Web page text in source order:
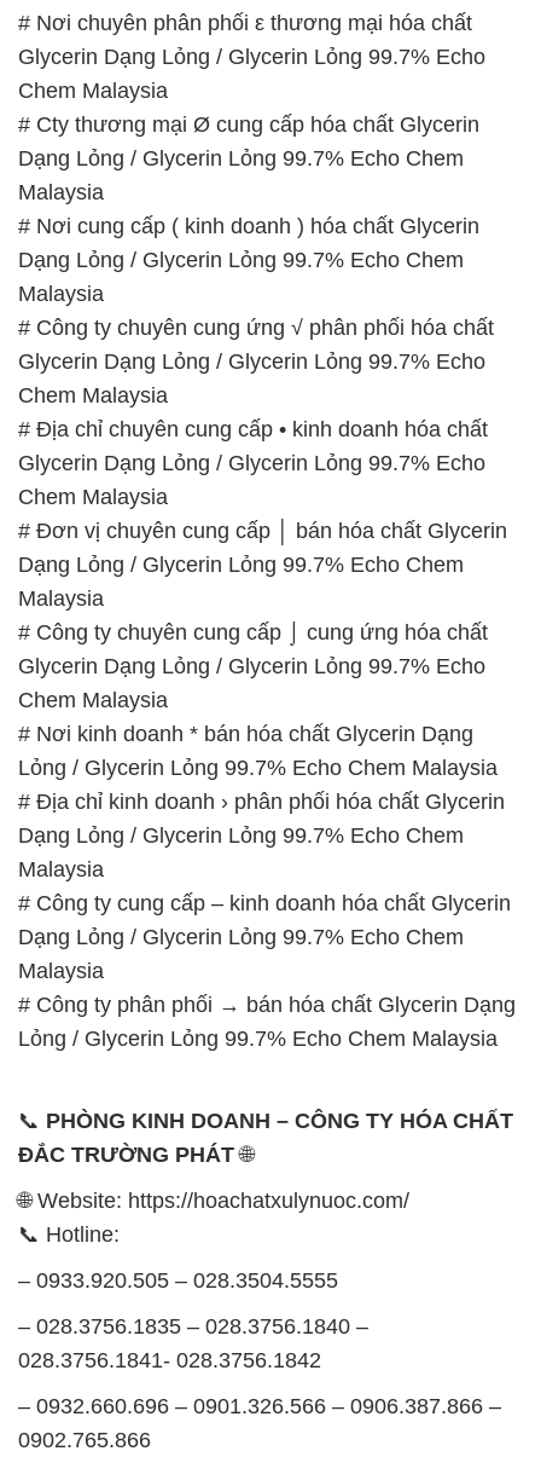
# Nơi chuyên phân phối ε thương mại hóa chất
Glycerin Dạng Lỏng / Glycerin Lỏng 99.7% Echo
Chem Malaysia
# Cty thương mại Ø cung cấp hóa chất Glycerin
Dạng Lỏng / Glycerin Lỏng 99.7% Echo Chem
Malaysia
# Nơi cung cấp ( kinh doanh ) hóa chất Glycerin
Dạng Lỏng / Glycerin Lỏng 99.7% Echo Chem
Malaysia
# Công ty chuyên cung ứng √ phân phối hóa chất
Glycerin Dạng Lỏng / Glycerin Lỏng 99.7% Echo
Chem Malaysia
# Địa chỉ chuyên cung cấp • kinh doanh hóa chất
Glycerin Dạng Lỏng / Glycerin Lỏng 99.7% Echo
Chem Malaysia
# Đơn vị chuyên cung cấp │ bán hóa chất Glycerin
Dạng Lỏng / Glycerin Lỏng 99.7% Echo Chem
Malaysia
# Công ty chuyên cung cấp ⌡ cung ứng hóa chất
Glycerin Dạng Lỏng / Glycerin Lỏng 99.7% Echo
Chem Malaysia
# Nơi kinh doanh * bán hóa chất Glycerin Dạng
Lỏng / Glycerin Lỏng 99.7% Echo Chem Malaysia
# Địa chỉ kinh doanh › phân phối hóa chất Glycerin
Dạng Lỏng / Glycerin Lỏng 99.7% Echo Chem
Malaysia
# Công ty cung cấp – kinh doanh hóa chất Glycerin
Dạng Lỏng / Glycerin Lỏng 99.7% Echo Chem
Malaysia
# Công ty phân phối → bán hóa chất Glycerin Dạng
Lỏng / Glycerin Lỏng 99.7% Echo Chem Malaysia
📞 PHÒNG KINH DOANH – CÔNG TY HÓA CHẤT
ĐẮC TRƯỜNG PHÁT🌐
🌐 Website: https://hoachatxulynuoc.com/
📞 Hotline:
– 0933.920.505 – 028.3504.5555
– 028.3756.1835 – 028.3756.1840 –
028.3756.1841- 028.3756.1842
– 0932.660.696 – 0901.326.566 – 0906.387.866 –
0902.765.866